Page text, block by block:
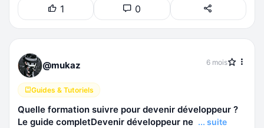
1 0
@mukaz 6 mois
Guides & Tutoriels
Quelle formation suivre pour devenir développeur ?
Le guide completDevenir développeur ne ... suite